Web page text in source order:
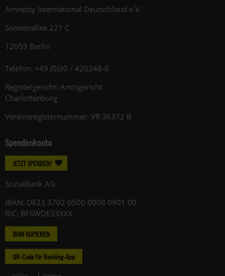
Amnesty International Deutschland e.V.
Sonnenallee 221 C
12059 Berlin
Telefon: +49 (0)30 / 420248-0
Registergericht: Amtsgericht
Charlottenburg
Vereinsregisternummer: VR 36372 B
Spendenkonto
JETZT SPENDEN!
SozialBank AG
IBAN: DE23 3702 0500 0008 0901 00
BIC: BFSWDE33XXX
IBAN KOPIEREN
QR-Code für Banking-App